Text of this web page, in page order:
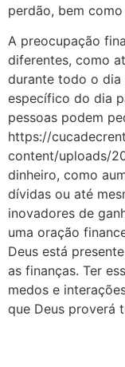
perdão, bem
A preocupação
diferentes, como
durante todo o dia
específico do dia
pessoas podem
https://
content/uploads/
dinheiro, como
dívidas ou até
inovadores de
uma oração
Deus está
as finanças. Ter
medos e
que Deus proverá